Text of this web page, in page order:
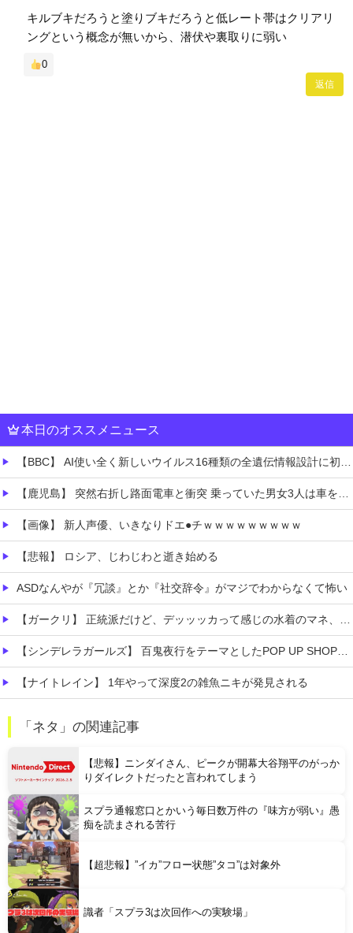
キルブキだろうと塗りブキだろうと低レート帯はクリアリ
ングという概念が無いから、潜伏や裏取りに弱い
0
返信
本日のオススメニュース
【BBC】 AI使い全く新しいウイルス16種類の全遺伝情報設計に初成功
【鹿児島】 突然右折し路面電車と衝突 乗っていた男女3人は車を放置しダッシュで逃走中
【画像】 新人声優、いきなりドエ●チｗｗｗｗｗｗｗｗｗ
【悲報】 ロシア、じわじわと逝き始める
ASDなんやが『冗談』とか『社交辞令』がマジでわからなくて怖い
【ガークリ】 正統派だけど、デッッッカって感じの水着のマネ、ラファエ口、セッシュウへの反応！！！
【シンデレラガールズ】 百鬼夜行をテーマとしたPOP UP SHOPが東京・大阪にて開催
【ナイトレイン】 1年やって深度2の雑魚ニキが発見される
Powered by livedoor 相互RSS
「ネタ」の関連記事
【悲報】ニンダイさん、ピークが開幕大谷翔平のがっか
りダイレクトだったと言われてしまう
スプラ通報窓口とかいう毎日数万件の『味方が弱い』愚
痴を読まされる苦行
【超悲報】”イカ”フロー状態”タコ”は対象外
識者「スプラ3は次回作への実験場」